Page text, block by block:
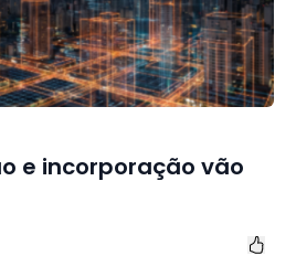
e incorporação vão